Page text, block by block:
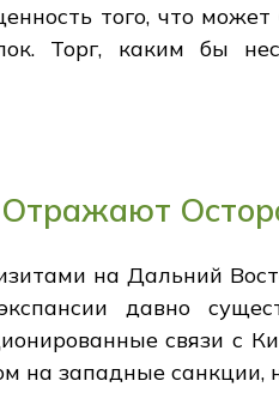
того, что
Торг, каким бы
на Дальний
давно
связи с
на западные